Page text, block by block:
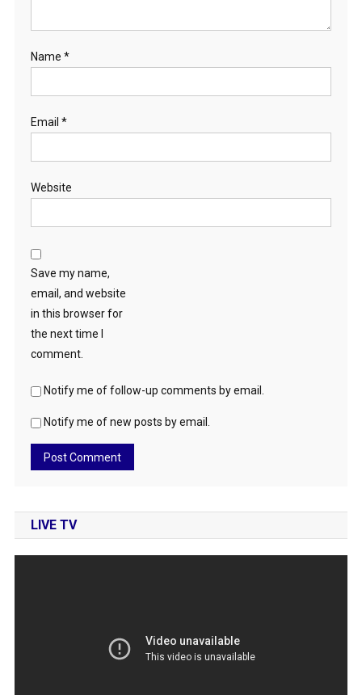
Name *
Email *
Website
Save my name,
email, and website
in this browser for
the next time I
comment.
Notify me of follow-up comments by email.
Notify me of new posts by email.
LIVE TV